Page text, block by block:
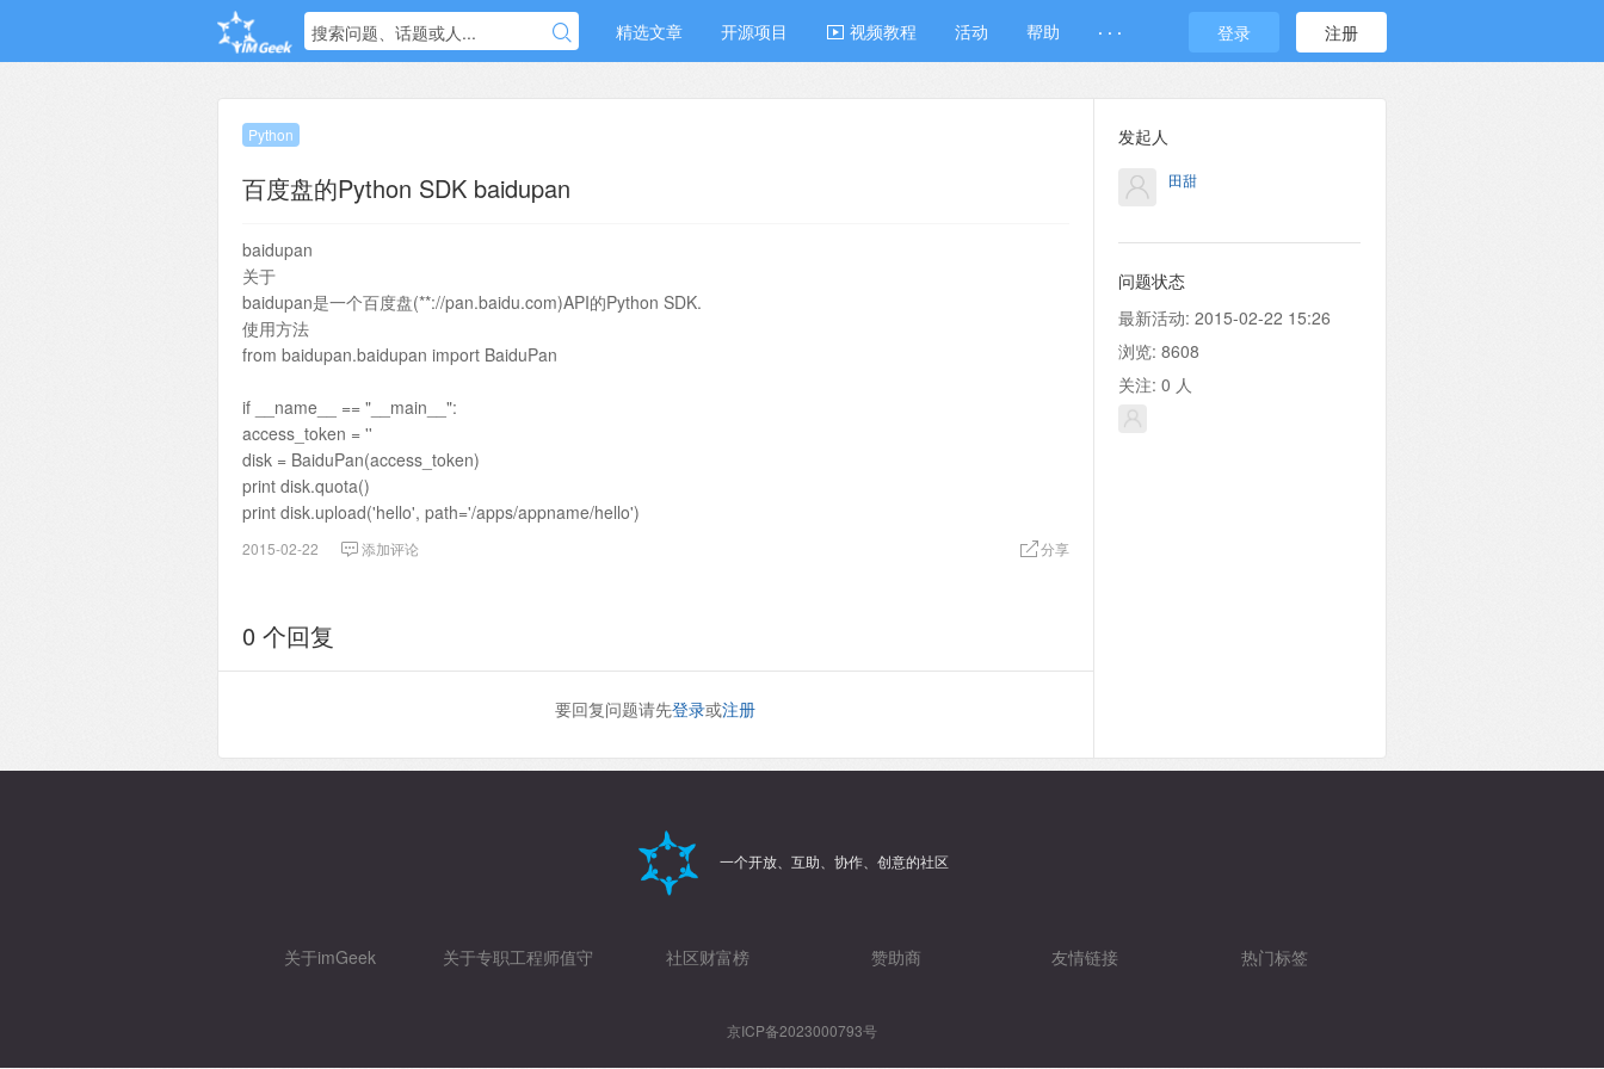
搜索问题、话题或人... 精选文章 开源项目 视频教程 活动 帮助 · · · 登录 注册
Python
百度盘的Python SDK baidupan
baidupan
关于
baidupan是一个百度盘(**://pan.baidu.com)API的Python SDK.
使用方法
from baidupan.baidupan import BaiduPan
if __name__ == "__main__":
access_token = ''
disk = BaiduPan(access_token)
print disk.quota()
print disk.upload('hello', path='/apps/appname/hello')
2015-02-22 添加评论 分享
0 个回复
要回复问题请先登录或注册
发起人
田甜
问题状态
最新活动: 2015-02-22 15:26
浏览: 8608
关注: 0 人
一个开放、互助、协作、创意的社区
关于imGeek 关于专职工程师值守 社区财富榜 赞助商 友情链接 热门标签
京ICP备2023000793号